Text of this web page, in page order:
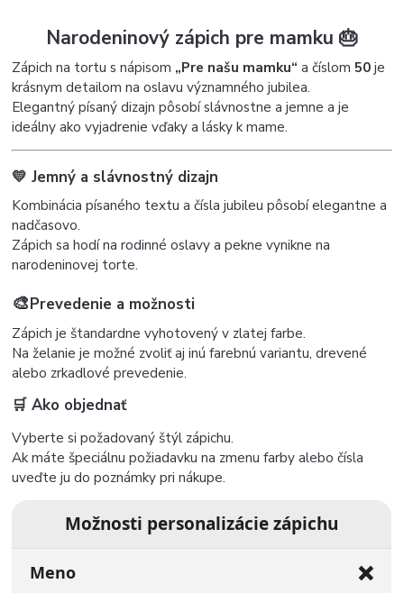
Narodeninový zápich pre mamku 🎂
Zápich na tortu s nápisom „Pre našu mamku“ a číslom50je
krásnym detailom na oslavu významného jubilea.
Elegantný písaný dizajn pôsobí slávnostne a jemne a je
ideálny ako vyjadrenie vďaky a lásky k mame.
💛 Jemný a slávnostný dizajn
Kombinácia písaného textu a čísla jubileu pôsobí elegantne a
nadčasovo.
Zápich sa hodí na rodinné oslavy a pekne vynikne na
narodeninovej torte.
🎨Prevedenie a možnosti
Zápich je štandardne vyhotovený v zlatej farbe.
Na želanie je možné zvoliť aj inú farebnú variantu, drevené
alebo zrkadlové prevedenie.
🛒 Ako objednať
Vyberte si požadovaný štýl zápichu.
Ak máte špeciálnu požiadavku na zmenu farby alebo čísla
uveďte ju do poznámky pri nákupe.
Možnosti personalizácie zápichu
Meno ❌